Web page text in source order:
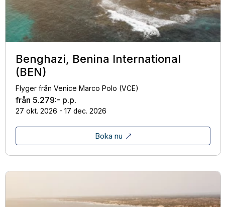
Benghazi, Benina International
(BEN)
Flyger från Venice Marco Polo (VCE)
från 5.279:- p.p.
27 okt. 2026 - 17 dec. 2026
Boka nu